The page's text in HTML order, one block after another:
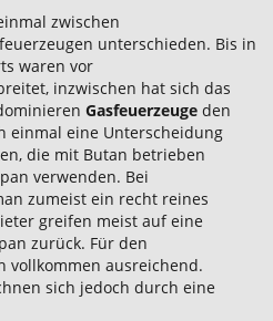
zwischen
unterschieden. Bis in
waren vor
inzwischen hat sich das
Gasfeuerzeuge den
einmal eine Unterscheidung
die mit Butan betrieben
verwenden. Bei
zumeist ein recht reines
greifen meist auf eine
zurück. Für den
vollkommen ausreichend.
sich jedoch durch eine